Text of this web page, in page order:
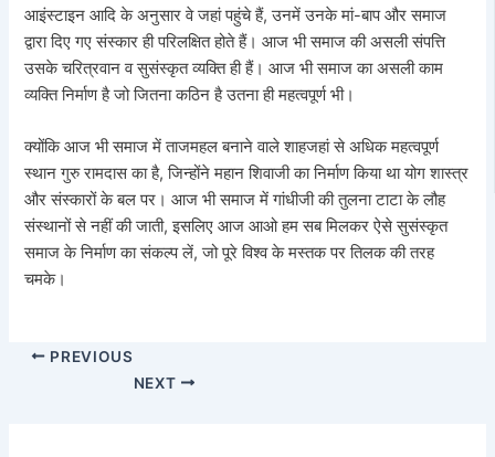
आइंस्टाइन आदि के अनुसार वे जहां पहुंचे हैं, उनमें उनके मां-बाप और समाज
द्वारा दिए गए संस्कार ही परिलक्षित होते हैं। आज भी समाज की असली संपत्ति
उसके चरित्रवान व सुसंस्कृत व्यक्ति ही हैं। आज भी समाज का असली काम
व्यक्ति निर्माण है जो जितना कठिन है उतना ही महत्वपूर्ण भी।
क्योंकि आज भी समाज में ताजमहल बनाने वाले शाहजहां से अधिक महत्वपूर्ण
स्थान गुरु रामदास का है, जिन्होंने महान शिवाजी का निर्माण किया था योग शास्त्र
और संस्कारों के बल पर। आज भी समाज में गांधीजी की तुलना टाटा के लौह
संस्थानों से नहीं की जाती, इसलिए आज आओ हम सब मिलकर ऐसे सुसंस्कृत
समाज के निर्माण का संकल्प लें, जो पूरे विश्व के मस्तक पर तिलक की तरह
चमके।
PREVIOUS
NEXT